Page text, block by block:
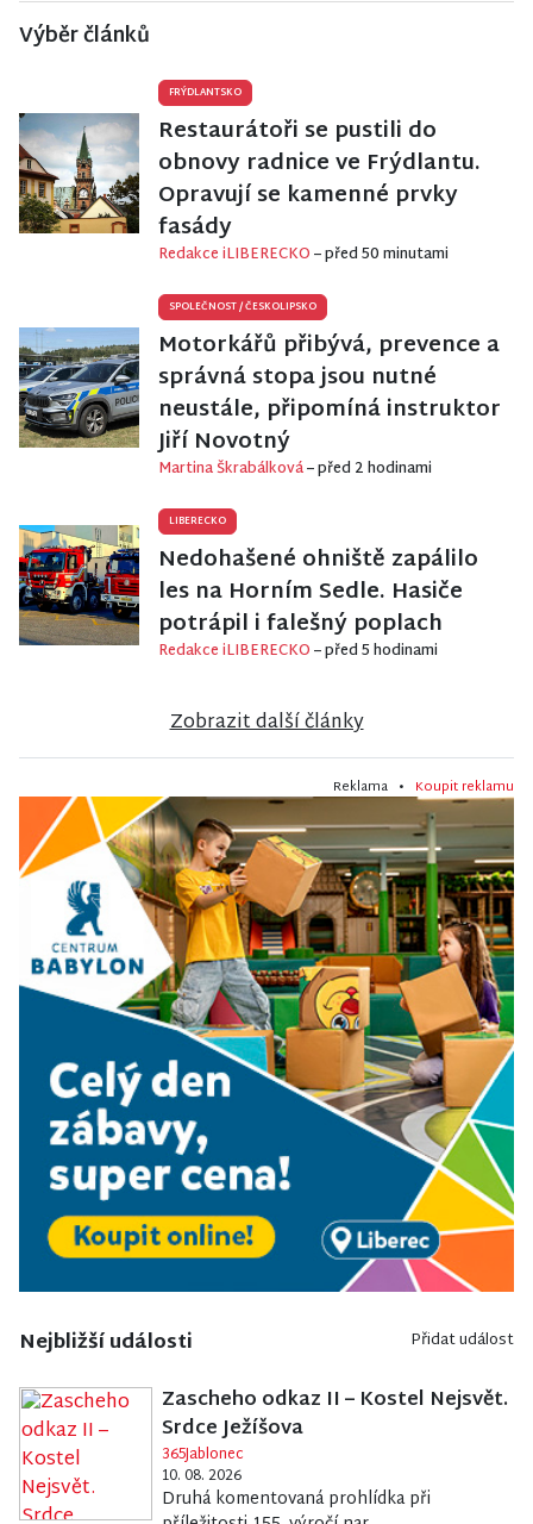
Výběr článků
FRÝDLANTSKO
Restaurátoři se pustili do
obnovy radnice ve Frýdlantu.
Opravují se kamenné prvky
fasády
Redakce iLIBERECKO– před 50 minutami
SPOLEČNOST/ČESKOLIPSKO
Motorkářů přibývá, prevence a
správná stopa jsou nutné
neustále, připomíná instruktor
Jiří Novotný
Martina Škrabálková– před 2 hodinami
LIBERECKO
Nedohašené ohniště zapálilo
les na Horním Sedle. Hasiče
potrápil i falešný poplach
Redakce iLIBERECKO– před 5 hodinami
Zobrazit další články
Reklama • Koupit reklamu
Nejbližší události Přidat událost
Zascheho odkaz II – Kostel Nejsvět.
Srdce Ježíšova
365Jablonec
10. 08. 2026
Druhá komentovaná prohlídka při